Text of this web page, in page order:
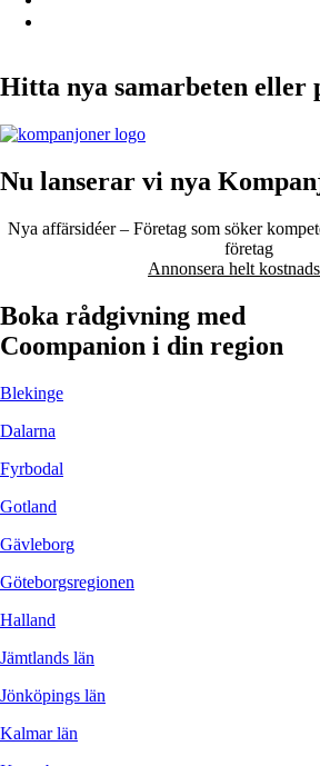
Hitta nya samarbeten eller
Nu lanserar vi nya
Nya affärsidéer – Företag som söker
företag
Annonsera helt
Boka rådgivning med
Coompanion i din region
Blekinge
Dalarna
Fyrbodal
Gotland
Gävleborg
Göteborgsregionen
Halland
Jämtlands län
Jönköpings län
Kalmar län